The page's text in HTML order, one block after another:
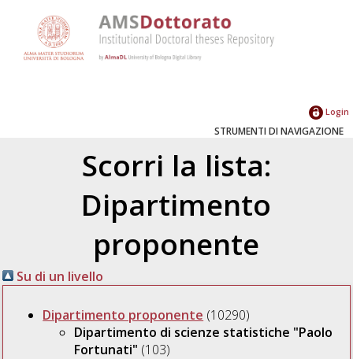
Login
STRUMENTI DI NAVIGAZIONE
Scorri la lista:
Dipartimento
proponente
Su di un livello
Dipartimento proponente (10290)
Dipartimento di scienze statistiche "Paolo
Fortunati" (103)